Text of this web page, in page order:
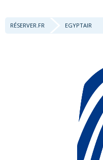
RÉSERVER.FR EGYPTAIR